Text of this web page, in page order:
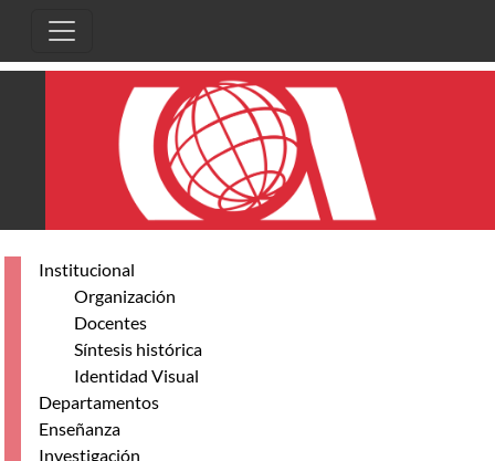
Institucional
Organización
Docentes
Síntesis histórica
Identidad Visual
Departamentos
Enseñanza
Investigación